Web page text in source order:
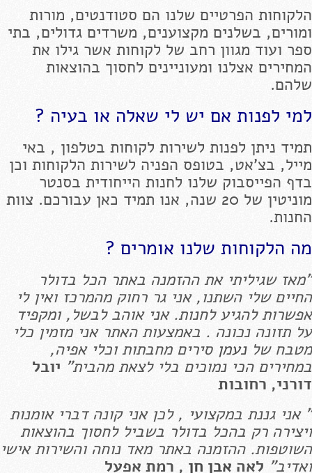
הלקוחות הפרטיים שלנו הם סטודנטים, מורות
ומורים, בשלנים מקצוענים, משרדים גדולים, בתי
ספר ועוד מגוון רחב של לקוחות אשר גילו את
המחירים אצלנו ומעוניינים לחסוך בהוצאות
שלהם.
למי לפנות אם יש לי שאלה או בעיה ?
תמיד ניתן לפנות לשירות לקוחות בטלפון , באי
מייל, בצ'אט, בטופס הפניה לשירות הלקוחות וכן
בדף הפייסבוק שלנו לחנות הייחודית בסנטר
מוניטין של 20 שנה, אנו תמיד כאן עבורכם. צוות
החנות.
מה הלקוחות שלנו אומרים ?
"מאז שגיליתי את ההזמנה באתר הכל בדולר
החיים שלי השתנו, אני גר רחוק מהמרכז ואין לי
אפשרות להגיע לחנות. אני אוהב לבשל, ומקפיד
על תזונה נכונה . באמצעות האתר אני מזמין כלי
מטבח שלנעמןסירים מחבתות וכלי אפיה,
במחירים הכי נמוכים בלי לצאת מהבית" יובל
דורני, רחובות
" אני גננת במקצועי , לכן אני קונה דברי אומנות
ויצירה רק בהכל בדולר בשביל לחסוך בהוצאות
השוטפות. ההזמנה באתר מאד נוחה והשירות אישי
ואדיב" לאה אבן חן , רמת אפעל